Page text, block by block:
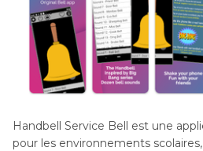
Handbell Service Bell est une
pour les environnements